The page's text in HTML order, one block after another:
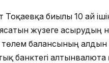
биылғы 10 ай
жүзеге асырудың
төлем балансының алдын
банктегі